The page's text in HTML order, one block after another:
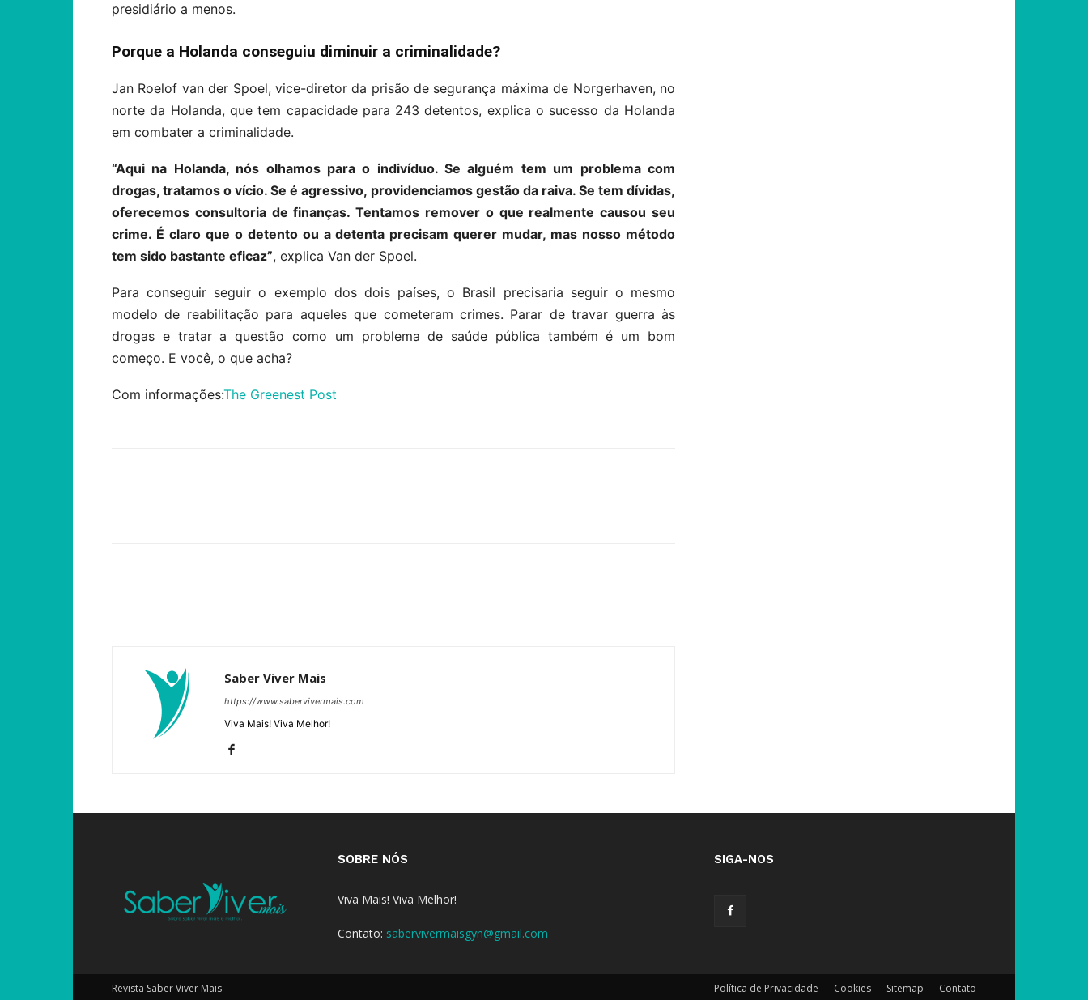
presidiário a menos.
Porque a Holanda conseguiu diminuir a criminalidade?
Jan Roelof van der Spoel, vice-diretor da prisão de segurança máxima de Norgerhaven, no
norte da Holanda, que tem capacidade para 243 detentos, explica o sucesso da Holanda
em combater a criminalidade.
“Aqui na Holanda, nós olhamos para o indivíduo. Se alguém tem um problema com
drogas, tratamos o vício. Se é agressivo, providenciamos gestão da raiva. Se tem dívidas,
oferecemos consultoria de finanças. Tentamos remover o que realmente causou seu
crime. É claro que o detento ou a detenta precisam querer mudar, mas nosso método
tem sido bastante eficaz”, explica Van der Spoel.
Para conseguir seguir o exemplo dos dois países, o Brasil precisaria seguir o mesmo
modelo de reabilitação para aqueles que cometeram crimes. Parar de travar guerra às
drogas e tratar a questão como um problema de saúde pública também é um bom
começo. E você, o que acha?
Com informações:The Greenest Post
Saber Viver Mais
https://www.sabervivermais.com
Viva Mais! Viva Melhor!
SOBRE NÓS
Viva Mais! Viva Melhor!
Contato: sabervivermaisgyn@gmail.com
SIGA-NOS
Política de Privacidade Cookies Sitemap Contato
Revista Saber Viver Mais